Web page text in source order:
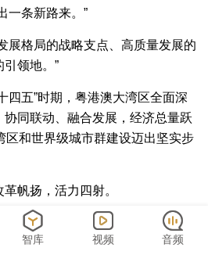
一条新路来。”
展格局的战略支点、高质量发展的
领地。”
四五”时期，粤港澳大湾区全面深
同联动、融合发展，经济总量跃
区和世界级城市群建设迈出坚实步
帆扬，活力四射。
智库 视频 音频